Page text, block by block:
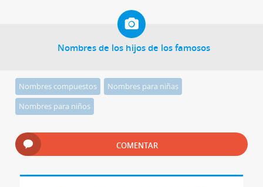
Nombres de los hijos de los famosos
Nombres compuestos
Nombres para niñas
Nombres para niños
COMENTAR